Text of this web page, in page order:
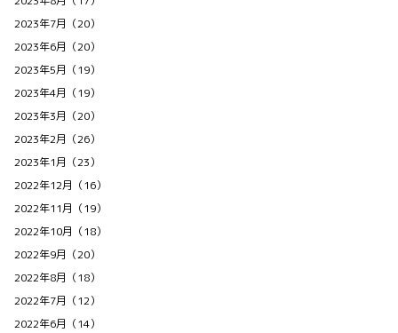
2023年7月（20）
2023年6月（20）
2023年5月（19）
2023年4月（19）
2023年3月（20）
2023年2月（26）
2023年1月（23）
2022年12月（16）
2022年11月（19）
2022年10月（18）
2022年9月（20）
2022年8月（18）
2022年7月（12）
2022年6月（14）